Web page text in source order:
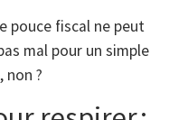
pouce fiscal ne peut
mal pour un simple
non ?